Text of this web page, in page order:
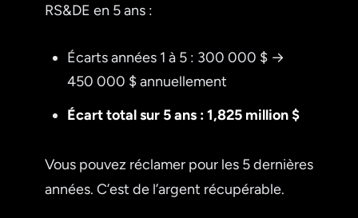
RS&DE en 5 ans :
Écarts années 1 à 5 : 300 000 $ →
450 000 $ annuellement
Écart total sur 5 ans : 1,825 million $
Vous pouvez réclamer pour les 5 dernières
années. C’est de l’argent récupérable.